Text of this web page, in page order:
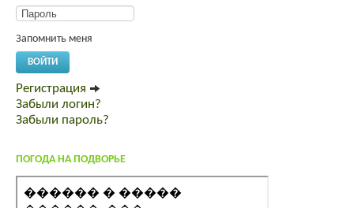
Запомнить меня
ВОЙТИ
Регистрация
Забыли логин?
Забыли пароль?
ПОГОДА НА ПОДВОРЬЕ